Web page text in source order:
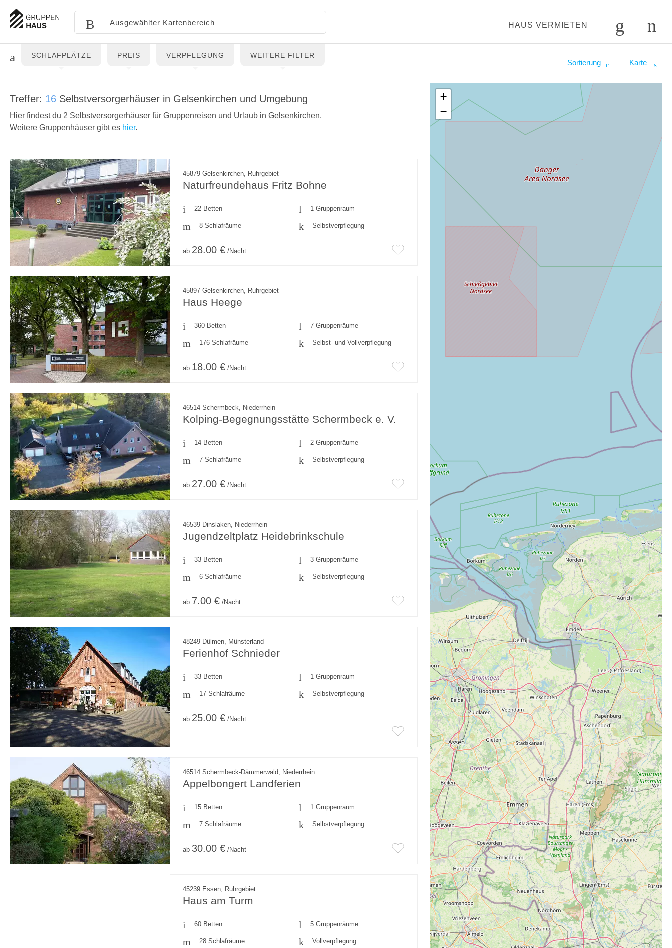
HAUS VERMIETEN
SCHLAFPLÄTZE PREIS VERPFLEGUNG WEITERE FILTER
Karte
Sortierung
Treffer: 16 Selbstversorgerhäuser in Gelsenkirchen und Umgebung
Hier findest du 2 Selbstversorgerhäuser für Gruppenreisen und Urlaub in Gelsenkirchen.
Weitere Gruppenhäuser gibt es hier.
45879 Gelsenkirchen, Ruhrgebiet
Naturfreundehaus Fritz Bohne
22 Betten 1 Gruppenraum
8 Schlafräume Selbstverpflegung
ab 28.00 € /Nacht
45897 Gelsenkirchen, Ruhrgebiet
Haus Heege
360 Betten 7 Gruppenräume
176 Schlafräume Selbst- und Vollverpflegung
ab 18.00 € /Nacht
46514 Schermbeck, Niederrhein
Kolping-Begegnungsstätte Schermbeck e. V.
14 Betten 2 Gruppenräume
7 Schlafräume Selbstverpflegung
ab 27.00 € /Nacht
46539 Dinslaken, Niederrhein
Jugendzeltplatz Heidebrinkschule
33 Betten 3 Gruppenräume
6 Schlafräume Selbstverpflegung
ab 7.00 € /Nacht
48249 Dülmen, Münsterland
Ferienhof Schnieder
33 Betten 1 Gruppenraum
17 Schlafräume Selbstverpflegung
ab 25.00 € /Nacht
46514 Schermbeck-Dämmerwald, Niederrhein
Appelbongert Landferien
15 Betten 1 Gruppenraum
7 Schlafräume Selbstverpflegung
ab 30.00 € /Nacht
45239 Essen, Ruhrgebiet
Haus am Turm
60 Betten 5 Gruppenräume
28 Schlafräume Vollverpflegung
+
−